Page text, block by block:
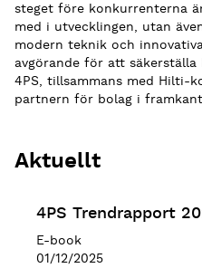
steget före konkurrenterna
med i utvecklingen, utan
modern teknik och
avgörande för att
4PS, tillsammans med Hilti-
partnern för bolag i
Aktuellt
4PS Trendrapport
E-book
01/12/2025